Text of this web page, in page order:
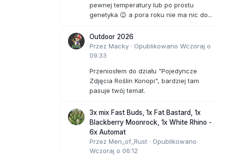
pewnej temperatury lub po prostu
genetyka 😉 a pora roku nie ma nic do...
Outdoor 2026
Przez Macky · Opublikowano Wczoraj o
09:33
Przeniosłem do działu "Pojedyncze
Zdjęcia Roślin Konopi", bardziej tam
pasuje twój temat.
3x mix Fast Buds, 1x Fat Bastard, 1x
Blackberry Moonrock, 1x White Rhino -
6x Automat
Przez Men_of_Rust · Opublikowano
Wczoraj o 06:12